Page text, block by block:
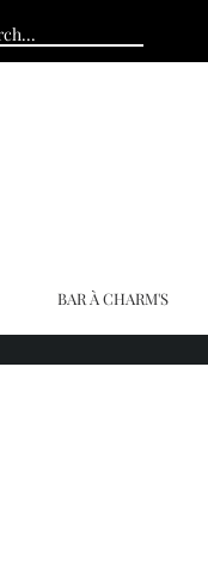
BAR À CHARM'S